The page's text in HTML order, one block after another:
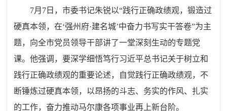
7月7日，市委书记朱锐以“践行正确政绩观，锻造过
硬真本领，在‘强州府·建名城’中奋力书写实干答卷”为主
题，向全市党员领导干部讲了一堂深刻生动的专题党
课。他强调，要深学细悟笃行习近平总书记关于树立和
践行正确政绩观的重要论述，自觉践行正确政绩观，不
断锤炼过硬真本领，以昂扬的斗志、务实的作风、扎实
的工作，奋力推动马尔康各项事业再上新台阶。